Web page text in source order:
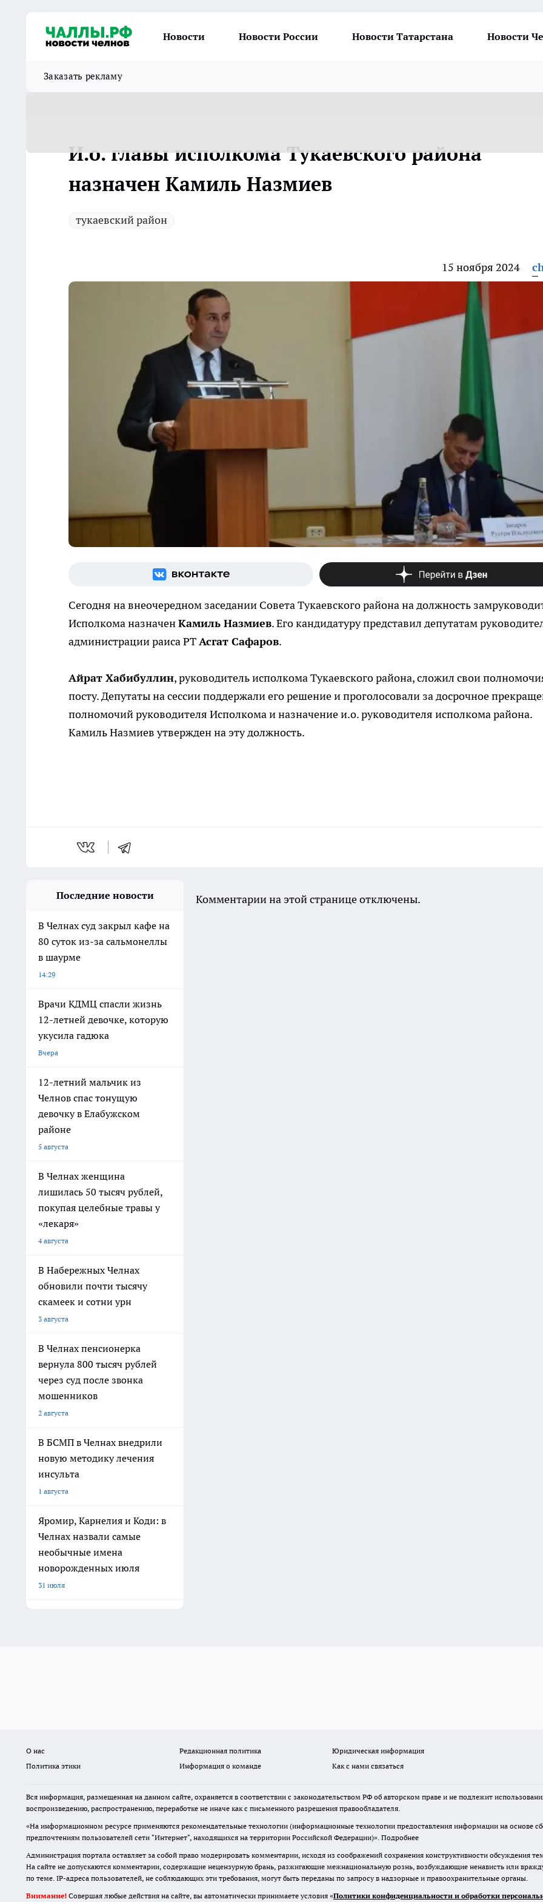
Новости Новости России Новости Татарстана Новости
Заказать рекламу
И.о. главы исполкома Тукаевского района
назначен Камиль Назмиев
тукаевский район
15 ноября 2024
Сегодня на внеочередном заседании Совета Тукаевского района на должность
Исполкома назначенКамиль Назмиев. Его кандидатуру представил депутатам
администрации раиса РТАсгат Сафаров.
Айрат Хабибуллин, руководитель исполкома Тукаевского района, сложил свои
посту. Депутаты на сессии поддержали его решение и проголосовали за досрочное
полномочий руководителя Исполкома и назначение и.о. руководителя исполкома района.
Камиль Назмиев утвержден на эту должность.
Последние новости
В Челнах суд закрыл кафе на
80 суток из-за сальмонеллы
в шаурме
14:29
Врачи КДМЦ спасли жизнь
12-летней девочке, которую
укусила гадюка
Вчера
12-летний мальчик из
Челнов спас тонущую
девочку в Елабужском
районе
5 августа
В Челнах женщина
лишилась 50 тысяч рублей,
покупая целебные травы у
«лекаря»
4 августа
В Набережных Челнах
обновили почти тысячу
скамеек и сотни урн
3 августа
В Челнах пенсионерка
вернула 800 тысяч рублей
через суд после звонка
мошенников
2 августа
В БСМП в Челнах внедрили
новую методику лечения
инсульта
1 августа
Яромир, Карнелия и Коди: в
Челнах назвали самые
необычные имена
новорожденных июля
31 июля
Комментарии на этой странице отключены.
О нас Редакционная политика
Юридическая информация
Политика этики
Информация о команде Как с нами связаться
Вся информация, размещенная на данном сайте, охраняется в соответствии с законодательством РФ об авторском праве и не подлежит
воспроизведению, распространению, переработке не иначе как с письменного разрешения правообладателя.
«На информационном ресурсе применяются рекомендательные технологии (информационные технологии предоставления информации на основе
предпочтениям пользователей сети "Интернет", находящихся на территории Российской Федерации)». Подробнее
Администрация портала оставляет за собой право модерировать комментарии, исходя из соображений сохранения конструктивности обсуждения
На сайте не допускаются комментарии, содержащие нецензурную брань, разжигающие межнациональную рознь, возбуждающие ненависть или
по теме. IP-адреса пользователей, не соблюдающих эти требования, могут быть переданы по запросу в надзорные и правоохранительные органы.
Внимание! Совершая любые действия на сайте, вы автоматически принимаете условия «Политики конфиденциальности и обработки